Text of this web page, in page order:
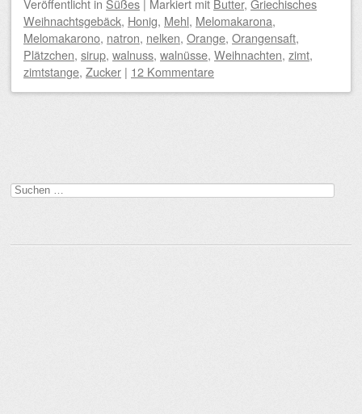
Veröffentlicht in Süßes | Markiert mit Butter, Griechisches
Weihnachtsgebäck, Honig, Mehl, Melomakarona,
Melomakarono, natron, nelken, Orange, Orangensaft,
Plätzchen, sirup, walnuss, walnüsse, Weihnachten, zimt,
zimtstange, Zucker | 12 Kommentare
Suchen
nach: